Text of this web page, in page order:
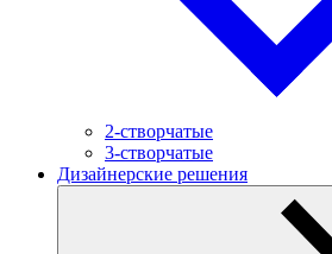
2-створчатые
3-створчатые
Дизайнерские решения